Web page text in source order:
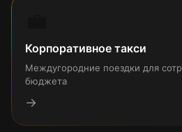
Корпоративное такси
Междугородние поездки для
бюджета
→